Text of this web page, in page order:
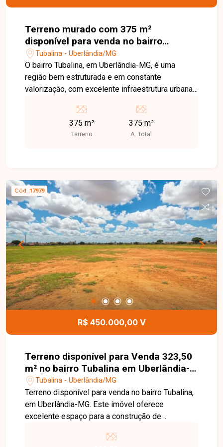
Terreno murado com 375 m²
disponível para venda no bairro
Tubalina em Uberlândia-MG
Tubalina - Uberlândia/MG
O bairro Tubalina, em Uberlândia-MG, é uma
região bem estruturada e em constante
valorização, com excelente infraestrutura urbana,
a importantes vias da cidade. Conta com escolas,
unidades de saúde, comércios variados e áreas
verdes, oferecendo praticidade e qualidade de
para diferentes regiões da cidade. Sua
localização estratégica o torna ideal para
desenvolvimento de projetos residenciais ou
comerciais, atendendo tanto investidores quanto
construtores. Uma excelente oportunidade para
investir em uma região consolidada e com grande
potencial de valorização. Entre em contato para
mais informações!
375 m²
Terreno
375 m²
A. Total
Cód. 17979
R$ 450.000,00 V
Terreno disponível para Venda 323,50
m² no bairro Tubalina em Uberlândia-
MGTubalina - Uberlândia/MG
Terreno disponível para venda no bairro Tubalina,
em Uberlândia-MG. Este imóvel oferece
excelente espaço para a construção de
pequeno porte. Sua localização privilegiada no